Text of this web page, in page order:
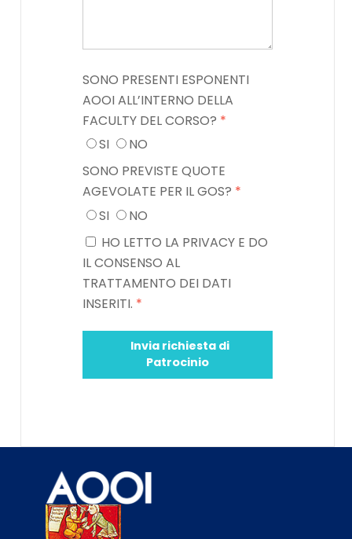
SONO PRESENTI ESPONENTI
AOOI ALL’INTERNO DELLA
FACULTY DEL CORSO? *
SI
NO
SONO PREVISTE QUOTE
AGEVOLATE PER IL GOS? *
SI
NO
HO LETTO LA PRIVACY E DO
IL CONSENSO AL
TRATTAMENTO DEI DATI
INSERITI. *
Invia richiesta di
Patrocinio